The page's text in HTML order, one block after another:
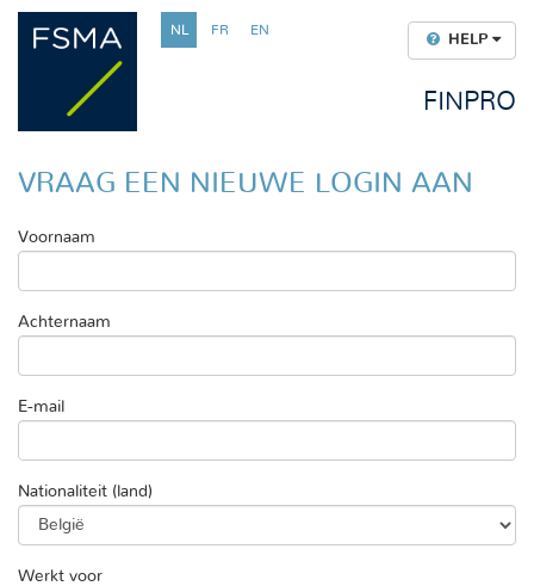
NL FR EN
HELP
FINPRO
VRAAG EEN NIEUWE LOGIN AAN
Voornaam
Achternaam
E-mail
Nationaliteit (land)
Werkt voor